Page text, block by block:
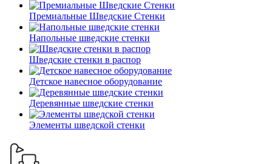
Премиальные Шведские Стенки
Напольные шведские стенки
Шведские стенки в распор
Детское навесное оборудование
Деревянные шведские стенки
Элементы шведской стенки